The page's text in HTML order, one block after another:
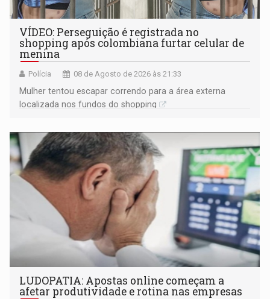
VÍDEO: Perseguição é registrada no
shopping após colombiana furtar celular de
menina
Polícia 08 de Agosto de 2026 às 21:33
Mulher tentou escapar correndo para a área externa
localizada nos fundos do shopping
LUDOPATIA: Apostas online começam a
afetar produtividade e rotina nas empresas